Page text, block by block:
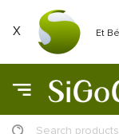
X
Et
Search products